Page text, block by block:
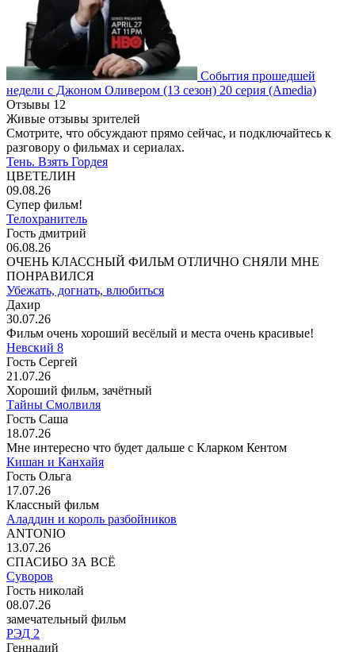
События прошедшей
недели с Джоном Оливером (13 сезон) 20 серия (Amedia)
Отзывы 12
Живые отзывы зрителей
Смотрите, что обсуждают прямо сейчас, и подключайтесь к
разговору о фильмах и сериалах.
Тень. Взять Гордея
ЦВЕТЕЛИН
09.08.26
Супер фильм!
Телохранитель
Гость дмитрий
06.08.26
ОЧЕНЬ КЛАССНЫЙ ФИЛЬМ ОТЛИЧНО СНЯЛИ МНЕ
ПОНРАВИЛСЯ
Убежать, догнать, влюбиться
Дахир
30.07.26
Фильм очень хороший весёлый и места очень красивые!
Невский 8
Гость Сергей
21.07.26
Хороший фильм, зачётный
Тайны Смолвиля
Гость Саша
18.07.26
Мне интересно что будет дальше с Кларком Кентом
Кишан и Канхайя
Гость Ольга
17.07.26
Классный фильм
Аладдин и король разбойников
ANTONIO
13.07.26
СПАСИБО ЗА ВСЁ
Суворов
Гость николай
08.07.26
замечательный фильм
РЭД 2
Геннадий